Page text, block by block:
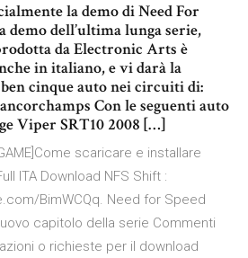
la demo di Need For
demo dell’ultima lunga serie,
da Electronic Arts è
in italiano, e vi darà la
cinque auto nei circuiti di:
Con le seguenti auto
Viper SRT10 2008 […]
scaricare e installare
ITA Download NFS Shift :
BimWCQq. Need for Speed
capitolo della serie Commenti
o richieste per il download